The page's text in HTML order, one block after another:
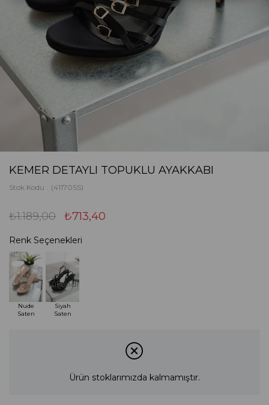
KEMER DETAYLI TOPUKLU AYAKKABI
Stok Kodu (41170SS)
₺1.189,00 ₺713,40
Renk Seçenekleri
Nude
Saten
Tükendi
Siyah
Saten
Ürün stoklarımızda kalmamıştır.